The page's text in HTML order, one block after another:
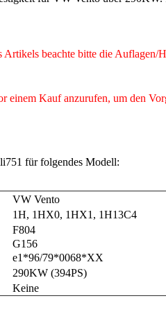
Artikels beachte bitte die Auflagen/
einem Kauf anzurufen, um den
für folgendes Modell:
VW Vento
1H, 1HX0, 1HX1, 1H13C4
F804
G156
e1*96/79*0068*XX
290KW (394PS)
Keine